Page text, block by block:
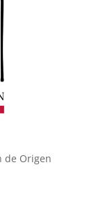
de Origen